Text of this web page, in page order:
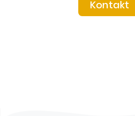
Kontakt